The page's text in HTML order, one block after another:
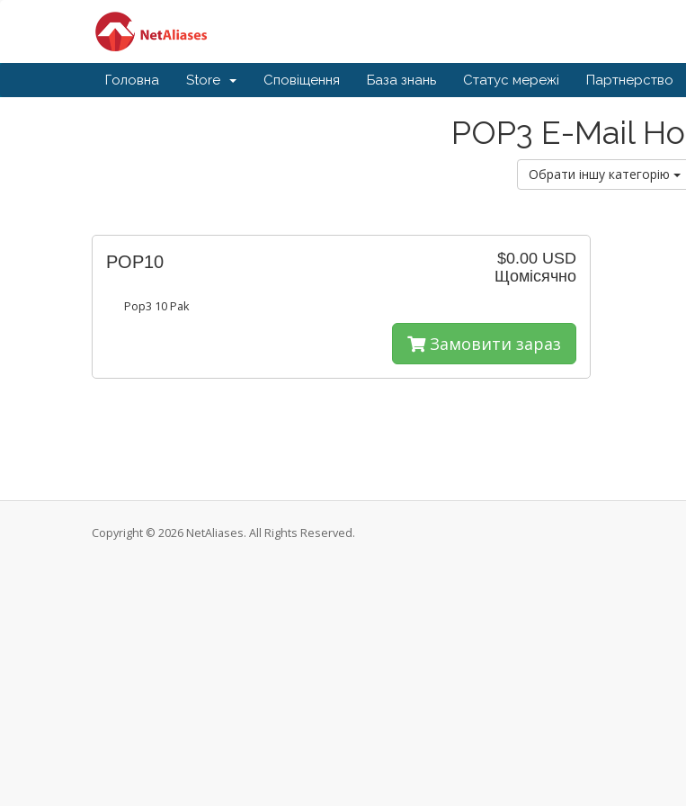
Головна Store Сповіщення База знань Статус мережі Партнерство
POP3 E-Mail
Обрати іншу категорію
$0.00 USD
Щомісячно
POP10
Pop3 10 Pak
Замовити зараз
Copyright © 2026 NetAliases. All Rights Reserved.